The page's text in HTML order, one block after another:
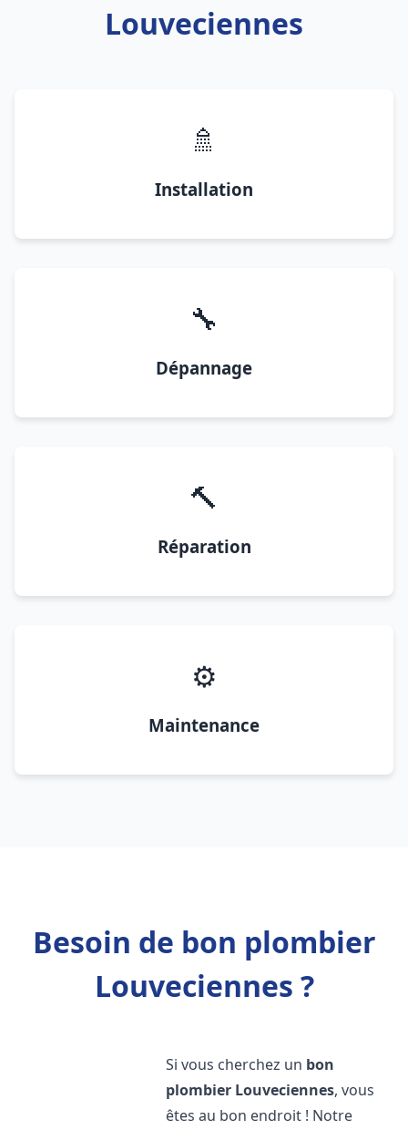
Louveciennes
🚿
Installation
🔧
Dépannage
🔨
Réparation
⚙️
Maintenance
Besoin de bon plombier
Louveciennes ?
Si vous cherchez un bon
plombier Louveciennes, vous
êtes au bon endroit ! Notre